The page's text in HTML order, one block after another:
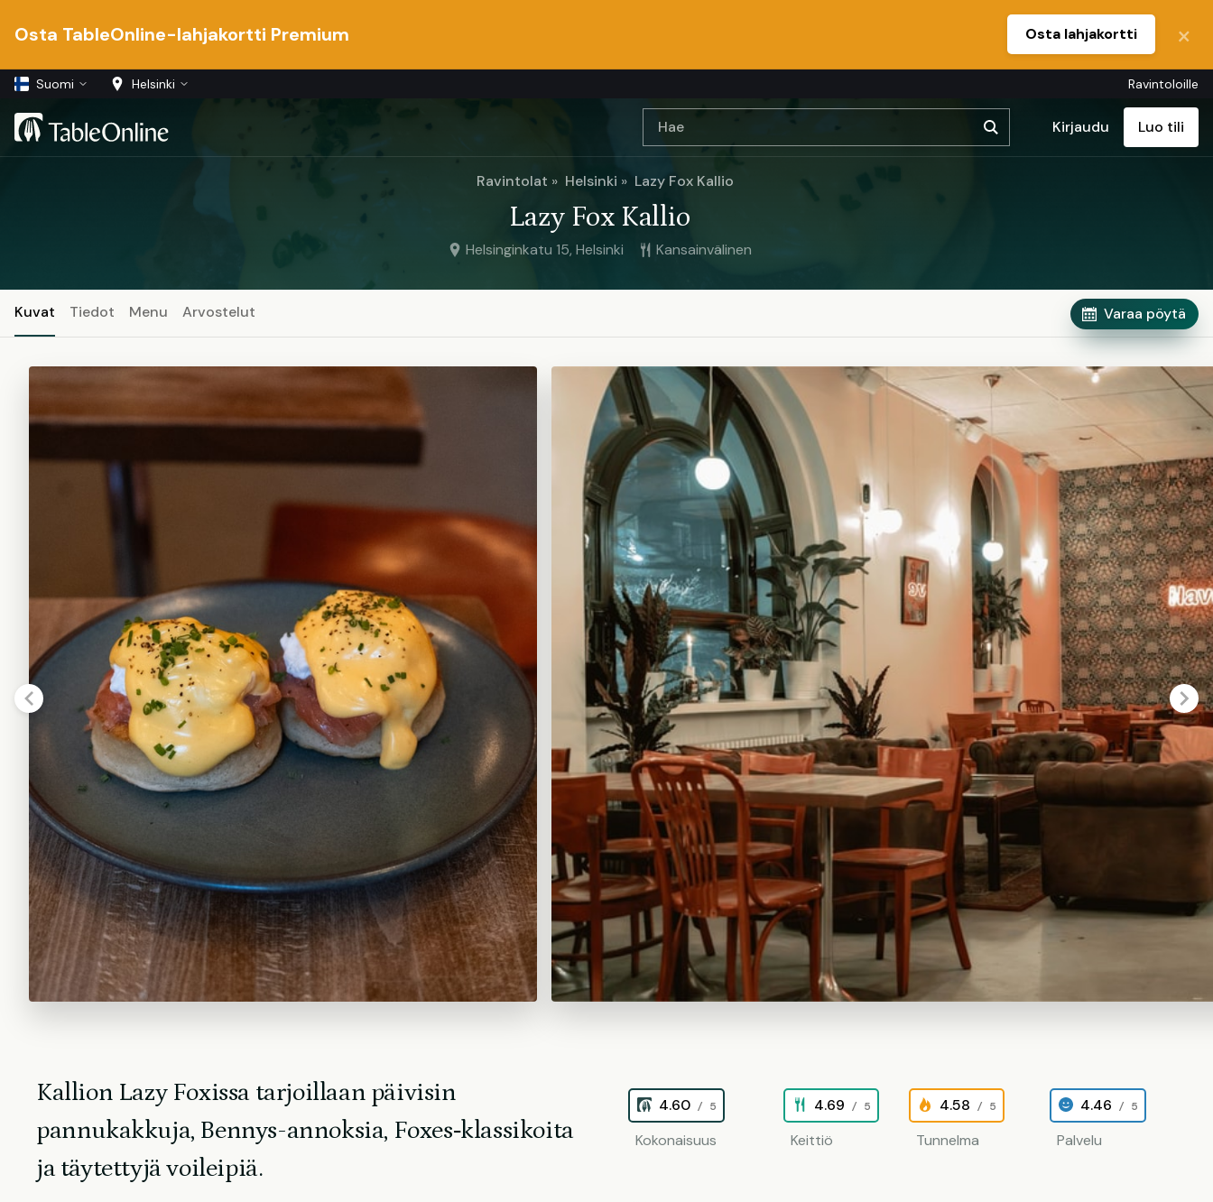
Osta TableOnline-lahjakortti Premium Osta lahjakortti
Suomi Helsinki Ravintoloille
Kirjaudu Luo tili
Ravintolat Helsinki Lazy Fox Kallio
Lazy Fox Kallio
Helsinginkatu 15, Helsinki Kansainvälinen
Kuvat Tiedot Menu Arvostelut Varaa pöytä
Kallion Lazy Foxissa tarjoillaan päivisin
pannukakkuja, Bennys-annoksia, Foxes‑klassikoita
ja täytettyjä voileipiä.
4.60 / 5
Kokonaisuus
4.69 / 5
Keittiö
4.58 / 5
Tunnelma
4.46 / 5
Palvelu